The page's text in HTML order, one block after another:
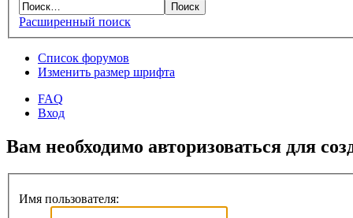
Расширенный поиск
Список форумов
Изменить размер шрифта
FAQ
Вход
Вам необходимо авторизоваться для
Имя пользователя: